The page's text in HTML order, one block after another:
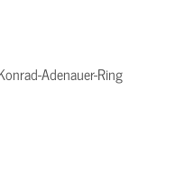
Adenauer-Ring